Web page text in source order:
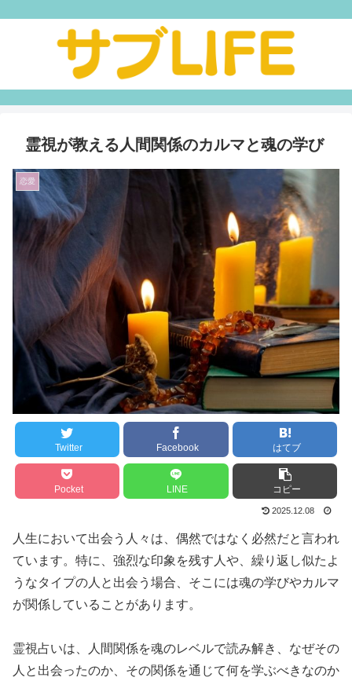
霊視が教える人間関係のカルマと魂の学び
恋愛
Twitter Facebook はてブ
Pocket LINE コピー
2025.12.08
人生において出会う人々は、偶然ではなく必然だと言われ
ています。特に、強烈な印象を残す人や、繰り返し似たよ
うなタイプの人と出会う場合、そこには魂の学びやカルマ
が関係していることがあります。
霊視占いは、人間関係を魂のレベルで読み解き、なぜその
人と出会ったのか、その関係を通じて何を学ぶべきなのか